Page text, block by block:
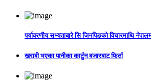
पर्यावरणीय सभ्यताबारे सि जिनपिङको विचारमाथि
खराबी भएका पानीका कार्टुन बजारबाट फिर्ता